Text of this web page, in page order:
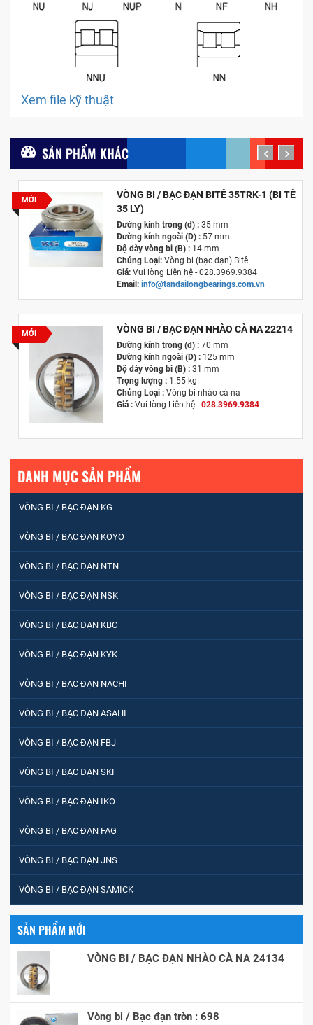
Xem file kỹ thuật
SẢN PHẨM KHÁC
MỚI
VÒNG BI / BẠC ĐẠN BITÊ 35TRK-1 (BI TÊ
35 LY)
Đường kính trong (d) :35 mm
Đường kính ngoài (D) :57 mm
Độ dày vòng bi (B) :14 mm
Chủng Loại: Vòng bi (bạc đạn) Bitê
Giá:Vui lòng Liên hệ - 028.3969.9384
Email: info@tandailongbearings.com.vn
MỚI VÒNG BI / BẠC ĐẠN NHÀO CÀ NA 22214
Đường kính trong (d) :70 mm
Đường kính ngoài (D) :125 mm
Độ dày vòng bi (B) :31 mm
Trọng lượng : 1.55 kg
Chủng Loại : Vòng bi nhào cà na
Giá :Vui lòng Liên hệ - 028.3969.9384
prev next
DANH MỤC SẢN PHẨM
VÒNG BI / BẠC ĐẠN KG
VÒNG BI / BẠC ĐẠN KOYO
VÒNG BI / BẠC ĐẠN NTN
VÒNG BI / BẠC ĐẠN NSK
VÒNG BI / BẠC ĐẠN KBC
VÒNG BI / BẠC ĐẠN KYK
VÒNG BI / BẠC ĐẠN NACHI
VÒNG BI / BẠC ĐẠN ASAHI
VÒNG BI / BẠC ĐẠN FBJ
VÒNG BI / BẠC ĐẠN SKF
VÒNG BI / BẠC ĐẠN IKO
VÒNG BI / BẠC ĐẠN FAG
VÒNG BI / BẠC ĐẠN JNS
VÒNG BI / BẠC ĐẠN SAMICK
SẢN PHẨM MỚI
VÒNG BI / BẠC ĐẠN NHÀO CÀ NA 24134
Vòng bi / Bạc đạn tròn : 698